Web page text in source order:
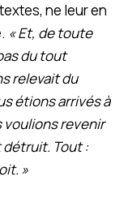
ne leur en
« Et, de toute
du tout
relevait du
étions arrivés à
voulions revenir
détruit. Tout :
»